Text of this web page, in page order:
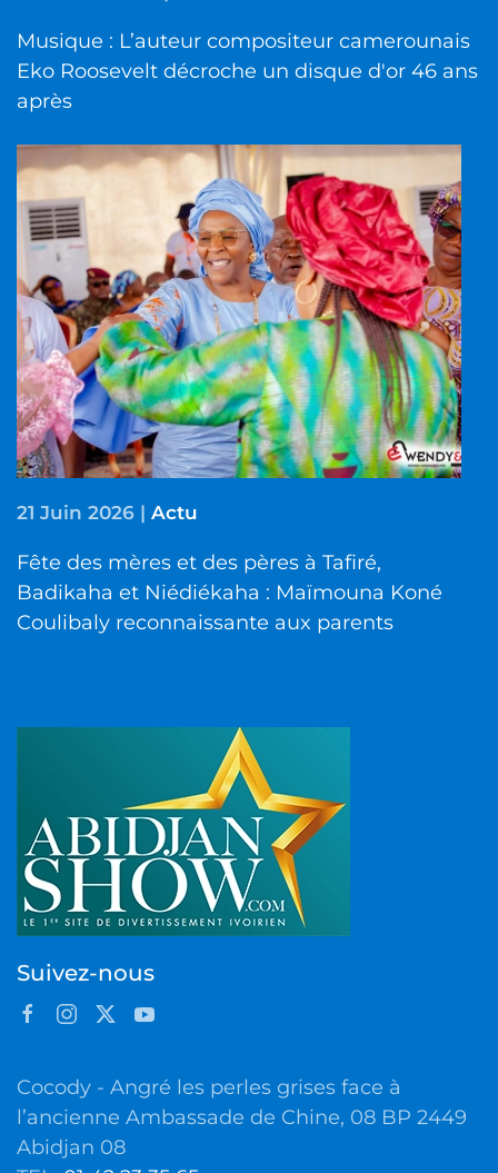
Musique : L’auteur compositeur camerounais
Eko Roosevelt décroche un disque d'or 46 ans
après
21 Juin 2026 | Actu
Fête des mères et des pères à Tafiré,
Badikaha et Niédiékaha : Maïmouna Koné
Coulibaly reconnaissante aux parents
Suivez-nous
Cocody - Angré les perles grises face à
l’ancienne Ambassade de Chine, 08 BP 2449
Abidjan 08